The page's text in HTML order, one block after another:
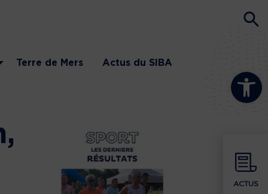
Ouvrir la
ACTUS
Terre de Mers Actus du SIBA